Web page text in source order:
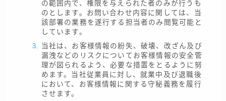
の範囲内で、権限を与えられた者のみが行うも
のとします。お問い合わせ内容に関しては、当
該部署の業務を遂行する担当者のみ閲覧可能と
しています。
当社は、お客様情報の紛失、破壊、改ざん及び
漏洩などのリスクについてお客様情報の安全管
理が図られるよう、必要な措置をとるように努
めます。当社従業員に対し、就業中及び退職後
において、お客様情報に関する守秘義務を履行
させます。